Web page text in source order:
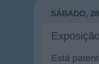
SÁBADO,
Está